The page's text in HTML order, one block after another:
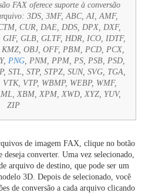
FAX oferece suporte à conversão
3DS, 3MF, ABC, AI, AMF,
CUR, DAE, DDS, DPX, DXF,
GLB, GLTF, HDR, ICO, IDTF,
OBJ, OFF, PBM, PCD, PCX,
PNG, PNM, PPM, PS, PSB, PSD,
STL, STP, STPZ, SUN, SVG, TGA,
VTP, WBMP, WEBP, WMF,
XBM, XPM, XWD, XYZ, YUV,
ZIP
de imagem FAX, clique no botão
deseja converter. Uma vez selecionado,
arquivo de destino, que pode ser um
3D. Depois de selecionado, você
de conversão a cada arquivo clicando